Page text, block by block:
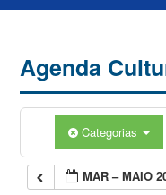
Agenda
Categorias
MAR – MAIO